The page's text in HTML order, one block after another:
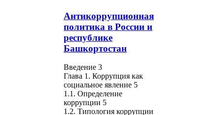
Антикоррупционная
политика в России и
республике
Башкортостан
Введение 3
Глава 1. Коррупция как
социальное явление 5
1.1. Определение
коррупции 5
1.2. Типология коррупции